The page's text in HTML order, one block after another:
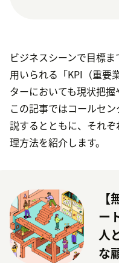
ビジネスシーンで目標
用いられる「KPI（重要
ターにおいても現状把握
この記事ではコールセ
説するとともに、それ
理方法を紹介します。
ー
人
な